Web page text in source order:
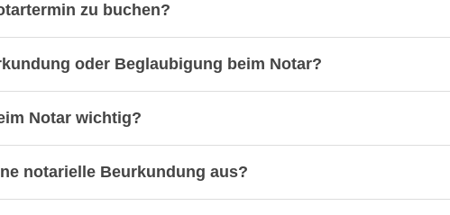
zu buchen?
oder Beglaubigung beim Notar?
Notar wichtig?
notarielle Beurkundung aus?